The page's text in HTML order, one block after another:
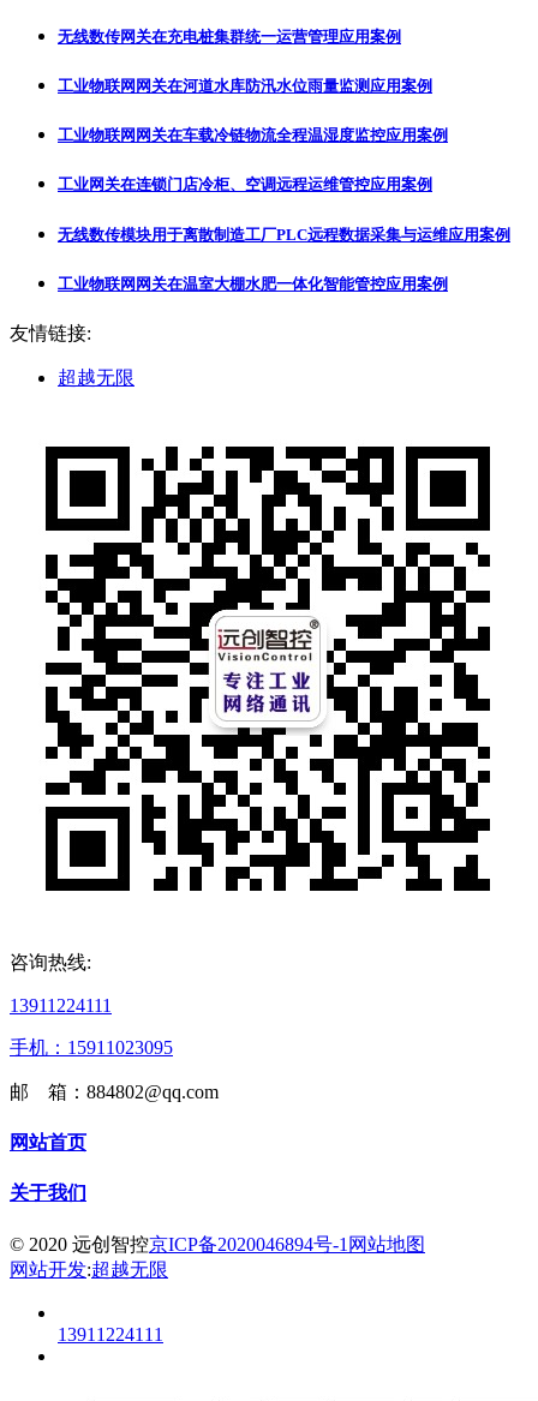
无线数传网关在充电桩集群统一运营管理应用案例
工业物联网网关在河道水库防汛水位雨量监测应用案例
工业物联网网关在车载冷链物流全程温湿度监控应用案例
工业网关在连锁门店冷柜、空调远程运维管控应用案例
无线数传模块用于离散制造工厂PLC远程数据采集与运维应用案例
工业物联网网关在温室大棚水肥一体化智能管控应用案例
友情链接:
超越无限
咨询热线:
13911224111
手机：15911023095
邮 箱：884802@qq.com
网站首页
关于我们
© 2020 远创智控京ICP备2020046894号-1 网站地图
网站开发:超越无限
13911224111